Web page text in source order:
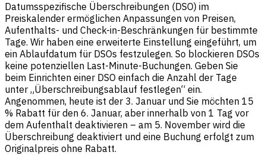
Datumsspezifische Überschreibungen (DSO) im
Preiskalender ermöglichen Anpassungen von Preisen,
Aufenthalts- und Check-in-Beschränkungen für bestimmte
Tage. Wir haben eine erweiterte Einstellung eingeführt, um
ein Ablaufdatum für DSOs festzulegen. So blockieren DSOs
keine potenziellen Last-Minute-Buchungen. Geben Sie
beim Einrichten einer DSO einfach die Anzahl der Tage
unter „Überschreibungsablauf festlegen“ ein.
Angenommen, heute ist der 3. Januar und Sie möchten 15
% Rabatt für den 6. Januar, aber innerhalb von 1 Tag vor
dem Aufenthalt deaktivieren – am 5. November wird die
Überschreibung deaktiviert und eine Buchung erfolgt zum
Originalpreis ohne Rabatt.